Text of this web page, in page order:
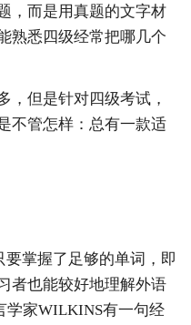
，而是用真题的文字材
熟悉四级经常把哪几个
，但是针对四级考试，
不管怎样：总有一款适
要掌握了足够的单词，即
者也能较好地理解外语
学家WILKINS有一句经